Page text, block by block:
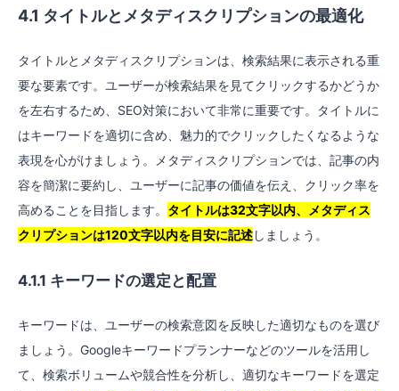
4.1 タイトルとメタディスクリプションの最適化
タイトルとメタディスクリプションは、検索結果に表示される重
要な要素です。ユーザーが検索結果を見てクリックするかどうか
を左右するため、SEO対策において非常に重要です。タイトルに
はキーワードを適切に含め、魅力的でクリックしたくなるような
表現を心がけましょう。メタディスクリプションでは、記事の内
容を簡潔に要約し、ユーザーに記事の価値を伝え、クリック率を
高めることを目指します。 タイトルは32文字以内、メタディス
クリプションは120文字以内を目安に記述しましょう。
4.1.1 キーワードの選定と配置
キーワードは、ユーザーの検索意図を反映した適切なものを選び
ましょう。Googleキーワードプランナーなどのツールを活用し
て、検索ボリュームや競合性を分析し、適切なキーワードを選定